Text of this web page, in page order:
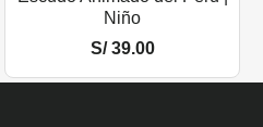
Niño
S/39.00